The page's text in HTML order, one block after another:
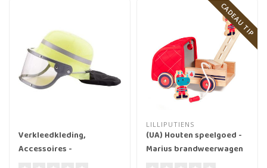
Verkleedkleding,
Accessoires -
CADEAU TIP
LILLIPUTIENS
(UA) Houten speelgoed -
Marius brandweerwagen